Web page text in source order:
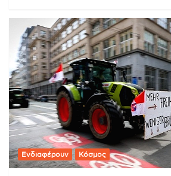
Ενδιαφέρουν Κόσμος